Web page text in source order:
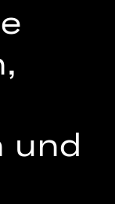
und